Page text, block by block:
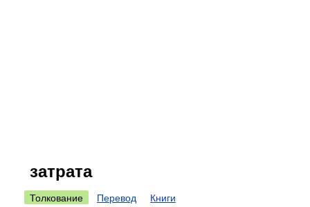
затрата
Толкование Перевод Книги